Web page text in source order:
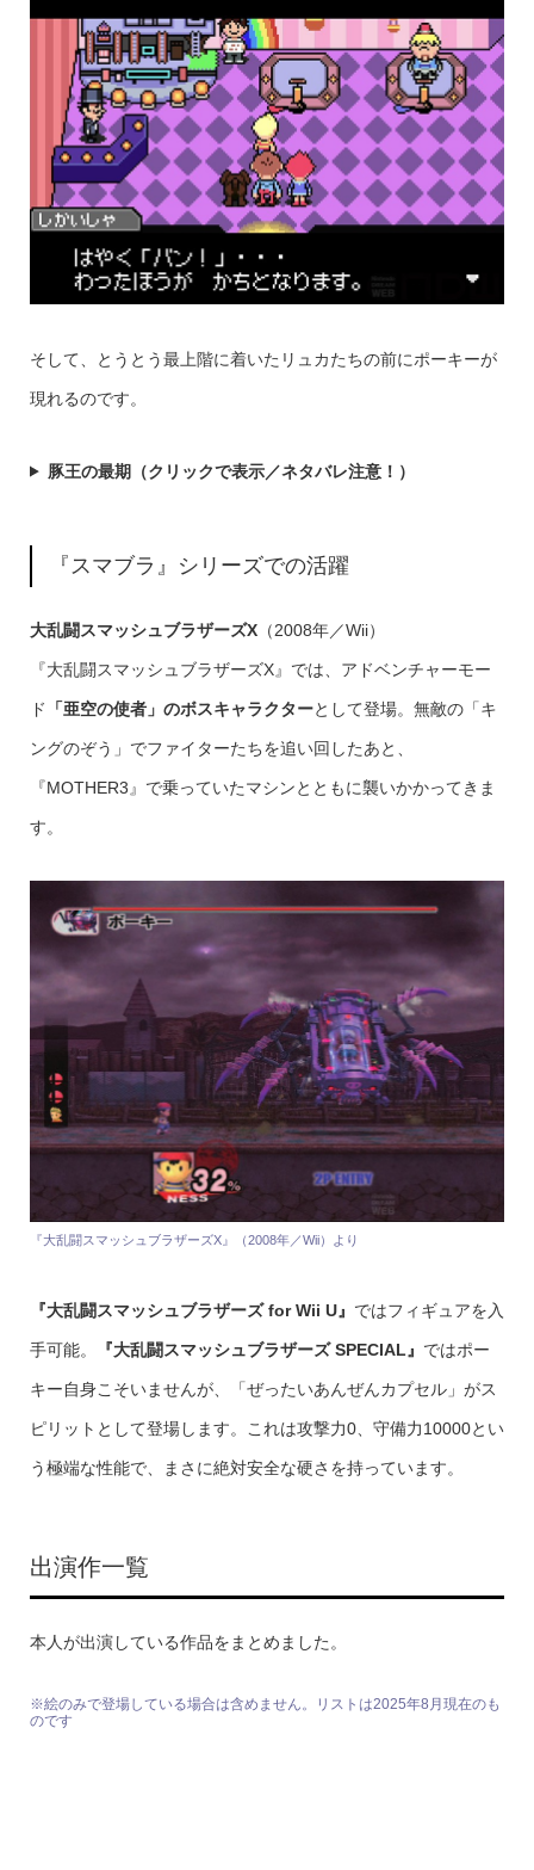
そして、とうとう最上階に着いたリュカたちの前にポーキーが
現れるのです。
豚王の最期（クリックで表示／ネタバレ注意！）
『スマブラ』シリーズでの活躍
大乱闘スマッシュブラザーズX（2008年／Wii）
『大乱闘スマッシュブラザーズX』では、アドベンチャーモー
ド 「亜空の使者」のボスキャラクターとして登場。無敵の「キ
ングのぞう」でファイターたちを追い回したあと、
『MOTHER3』で乗っていたマシンとともに襲いかかってきま
す。
『大乱闘スマッシュブラザーズX』（2008年／Wii）より
『大乱闘スマッシュブラザーズ for Wii U』 ではフィギュアを入
手可能。 『大乱闘スマッシュブラザーズ SPECIAL』 ではポー
キー自身こそいませんが、「ぜったいあんぜんカプセル」がス
ピリットとして登場します。これは攻撃力0、守備力10000とい
う極端な性能で、まさに絶対安全な硬さを持っています。
出演作一覧
本人が出演している作品をまとめました。
※絵のみで登場している場合は含めません。リストは2025年8月現在のも
のです